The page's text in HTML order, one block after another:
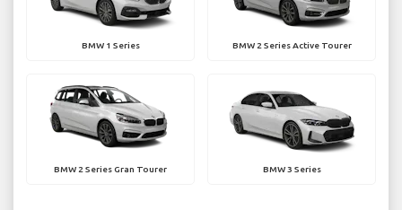
BMW 1 Series BMW 2 Series Active Tourer
BMW 2 Series Gran Tourer BMW 3 Series